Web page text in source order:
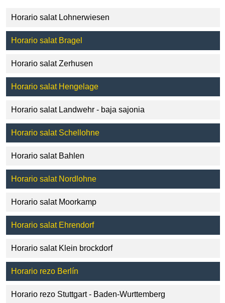
Horario salat Lohnerwiesen
Horario salat Bragel
Horario salat Zerhusen
Horario salat Hengelage
Horario salat Landwehr - baja sajonia
Horario salat Schellohne
Horario salat Bahlen
Horario salat Nordlohne
Horario salat Moorkamp
Horario salat Ehrendorf
Horario salat Klein brockdorf
Horario rezo Berlín
Horario rezo Stuttgart - Baden-Wurttemberg